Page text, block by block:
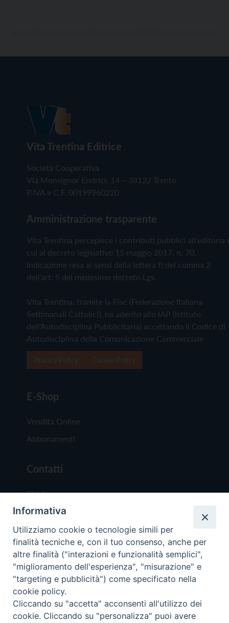
Vita Trentina Editrice
Società Cooperativa
Via Monsignor Endrici, 14 – 38122 Trento
P.IVA e C.F. 00199960220
Amministrazione trasparente
Vita Trentina percepisce i contributi pubblici all'editoria
cui al decreto legislativo 15 maggio 2017, n. 70.
Indicazione resa ai sensi della lettera f) del comma 2
dell'art. 5 del medesimo decreto Lgs.
Vita Trentina, tramite la Fisc (Federazione Italiana
Settimanali Cattolici), ha aderito allo IAP (Istituto
dell'Autodisciplina Pubblicitaria) accettando il Codice di
Autodisciplina della Comunicazione Commerciale
E-Shop
Vendita Online
Abbonamenti
Contatti
Chi Siamo
Redazione
Scrivici
Copyright © 2019 - Tutti i diritti riservati - Vita
Trentina Editrice
Informativa
Utilizziamo cookie o tecnologie simili per
finalità tecniche e, con il tuo consenso, anche per
altre finalità ("interazioni e funzionalità semplici",
"miglioramento dell'esperienza", "misurazione" e
"targeting e pubblicità") come specificato nella
cookie policy.
Cliccando su "accetta" acconsenti all'utilizzo dei
cookie. Cliccando su "personalizza" puoi avere